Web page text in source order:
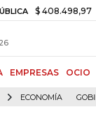
+$ 8.753,81
EMPRESAS OCIO
ECONOMÍA